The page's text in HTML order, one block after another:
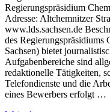
Regierungspräsidium
Adresse: Altchemnitzer
www.lds.sachsen.de
des Regierungspräsidiums
Sachsen) bietet
Aufgabenbereiche sind
redaktionelle Tätigkeiten,
Telefondienste und die
eines Bewerbers erfolgt …